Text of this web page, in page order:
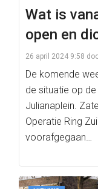
Wat is
open en
26 april 2024 9:58
De komende
de situatie op
Julianaplein.
Operatie Ring
voorafgegaan…